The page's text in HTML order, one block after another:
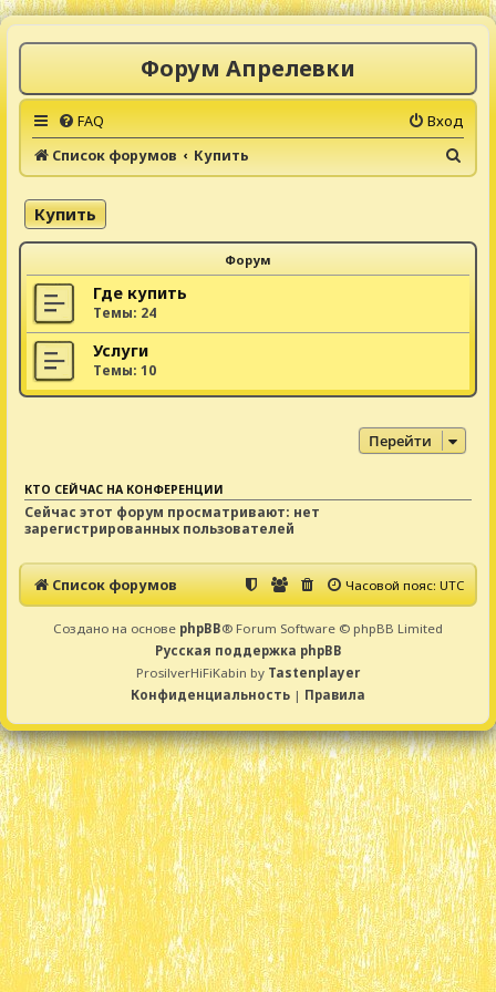
Форум Апрелевки
FAQ
Вход
Список форумов
Купить
о
с
Купить
Форум
Где купить
Темы: 24
Услуги
Темы: 10
Перейти
КТО СЕЙЧАС НА КОНФЕРЕНЦИИ
Сейчас этот форум просматривают: нет
зарегистрированных пользователей
Список форумов Часовой пояс:UTC
Создано на основе phpBB® Forum Software © phpBB Limited
Русская поддержка phpBB
ProsilverHiFiKabin by Tastenplayer
Конфиденциальность | Правила